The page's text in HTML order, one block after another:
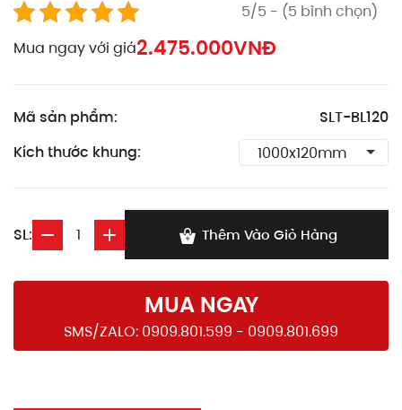
5/5 - (5 bình chọn)
Mua ngay với giá2.475.000VNĐ
Mã sản phẩm:
SLT-BL120
Kích thước khung:
SL: Thêm Vào Giỏ Hàng
MUA NGAY
SMS/ZALO: 0909.801.599 - 0909.801.699